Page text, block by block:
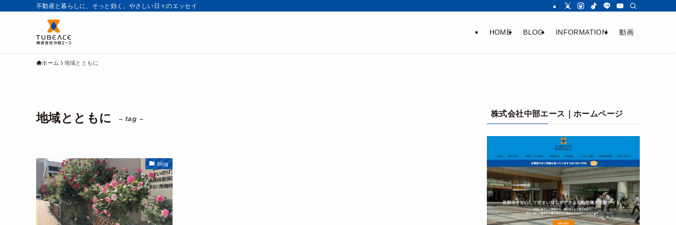
不動産と暮らしに、そっと効く。やさしい日々のエッセイ
HOME BLOG INFORMATION 動画
ホーム 地域とともに
地域とともに – tag –
blog
株式会社中部エース｜ホームページ